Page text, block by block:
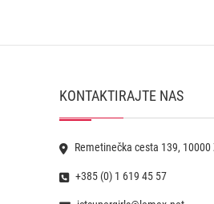
KONTAKTIRAJTE NAS
Remetinečka cesta 139, 10000
+385 (0) 1 619 45 57